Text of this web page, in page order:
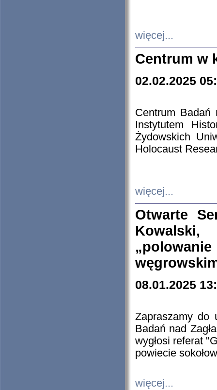
więcej...
Centrum w
02.02.2025
Centrum Badań
Instytutem
Żydowskich
Holocaust
więcej...
Otwarte
08.01.2025
Zapraszamy do
Badań nad
wygłosi referat
powiecie
więcej...